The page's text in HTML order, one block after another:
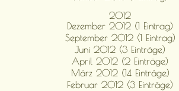
2012
Dezember 2012 (1 Eintrag)
September 2012 (1 Eintrag)
Juni 2012 (3 Einträge)
April 2012 (2 Einträge)
März 2012 (14 Einträge)
Februar 2012 (3 Einträge)